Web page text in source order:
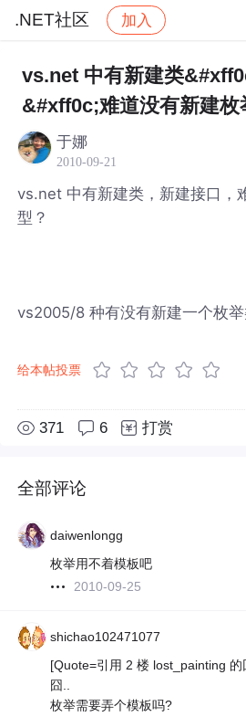
.NET社区 加入
.NET社区 帖子详情
vs.net 中有新建类
&#xff0c;难道没有新建
于娜
2010-09-21
vs.net 中有新建类，新建接口，
型？
vs2005/8 种有没有新建一个枚
给本帖投票
371 6 打赏
全部评论
daiwenlongg
枚举用不着模板吧
2010-09-25
shichao102471077
[Quote=引用 2 楼 lost_painting 的
囧..
枚举需要弄个模板吗?